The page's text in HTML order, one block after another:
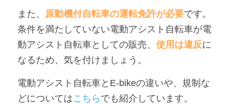
また、 原動機付自転車の運転免許が必要です。
条件を満たしていない電動アシスト自転車が電
動アシスト自転車としての販売、 使用は違反に
なるため、気を付けましょう。
電動アシスト自転車とE-bikeの違いや、規制な
どについてはこちら でも紹介しています。